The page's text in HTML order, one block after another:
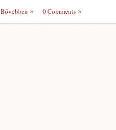
Bővebben 0 Comments